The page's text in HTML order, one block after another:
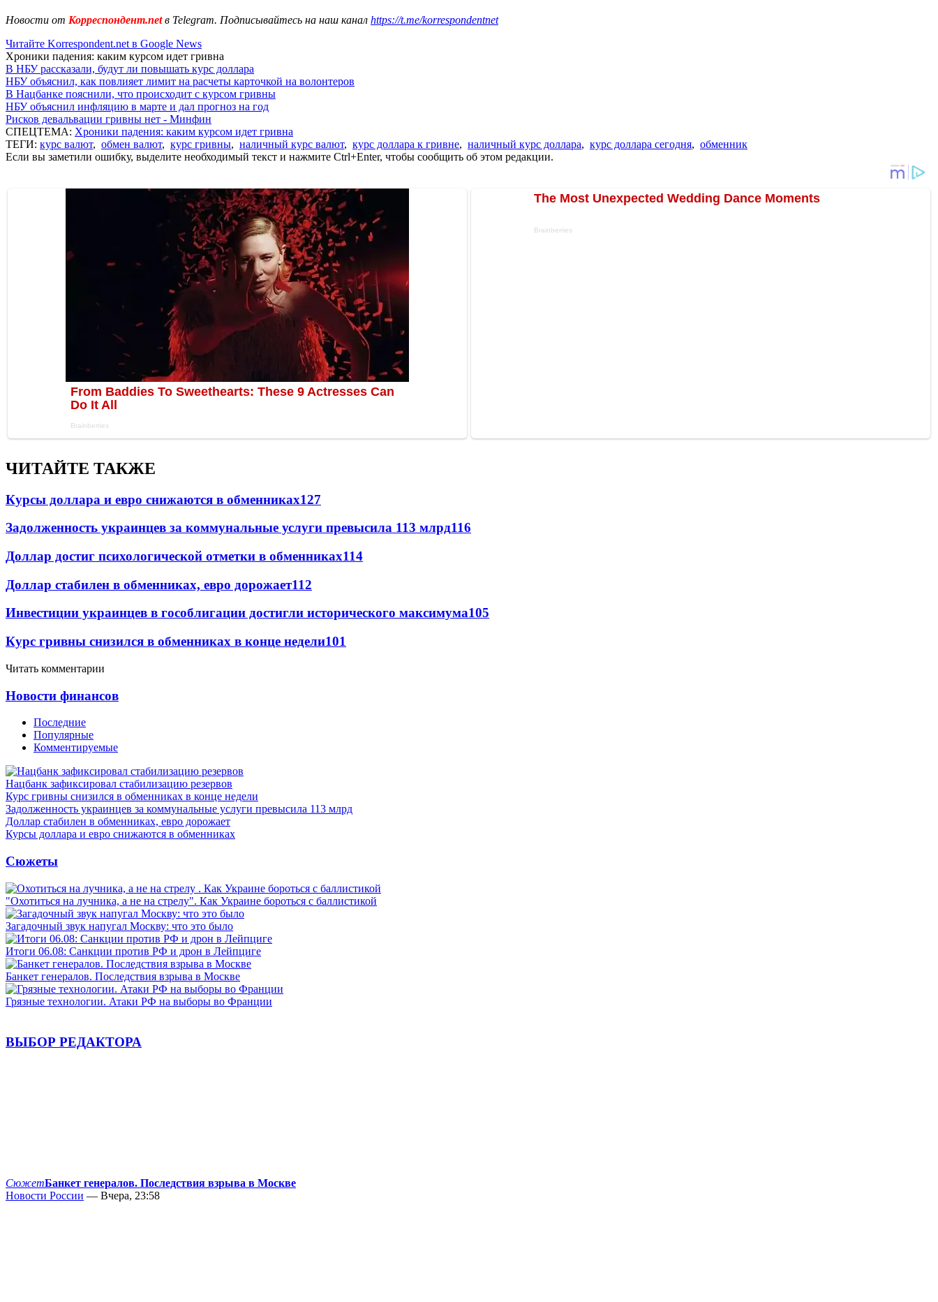
Новости от Корреспондент.netв Telegram. Подписывайтесь на наш канал https://t.me/korrespondentnet
Читайте Korrespondent.net в Google News
Хроники падения: каким курсом идет гривна
В НБУ рассказали, будут ли повышать курс доллара
НБУ объяснил, как повлияет лимит на расчеты карточкой на волонтеров
В Нацбанке пояснили, что происходит с курсом гривны
НБУ объяснил инфляцию в марте и дал прогноз на год
Рисков девальвации гривны нет - Минфин
СПЕЦТЕМА: Хроники падения: каким курсом идет гривна
ТЕГИ: курс валют, обмен валют, курс гривны, наличный курс валют, курс доллара к гривне, наличный курс доллара, курс доллара сегодня, обменник
Если вы заметили ошибку, выделите необходимый текст и нажмите Ctrl+Enter, чтобы сообщить об этом редакции.
ЧИТАЙТЕ ТАКЖЕ
Курсы доллара и евро снижаются в обменниках127
Задолженность украинцев за коммунальные услуги превысила 113 млрд116
Доллар достиг психологической отметки в обменниках114
Доллар стабилен в обменниках, евро дорожает112
Инвестиции украинцев в гособлигации достигли исторического максимума105
Курс гривны снизился в обменниках в конце недели101
Читать комментарии
Новости финансов
Последние
Популярные
Комментируемые
Нацбанк зафиксировал стабилизацию резервов
Курс гривны снизился в обменниках в конце недели
Задолженность украинцев за коммунальные услуги превысила 113 млрд
Доллар стабилен в обменниках, евро дорожает
Курсы доллара и евро снижаются в обменниках
Сюжеты
"Охотиться на лучника, а не на стрелу". Как Украине бороться с баллистикой
Загадочный звук напугал Москву: что это было
Итоги 06.08: Санкции против РФ и дрон в Лейпциге
Банкет генералов. Последствия взрыва в Москве
Грязные технологии. Атаки РФ на выборы во Франции
ВЫБОР РЕДАКТОРА
СюжетБанкет генералов. Последствия взрыва в Москве
Новости России — Вчера, 23:58